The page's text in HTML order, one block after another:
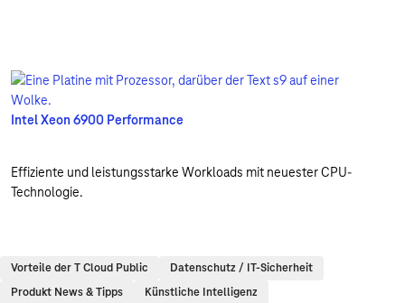
Intel Xeon 6900 Performance
Effiziente und leistungsstarke Workloads mit neuester CPU-
Technologie.
Vorteile der T Cloud Public
Datenschutz / IT-Sicherheit
Produkt News & Tipps
Künstliche Intelligenz